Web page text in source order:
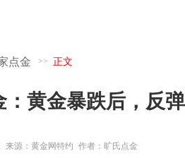
点金 >> 正文
：黄金暴跌后，反
来源：黄金网特约 作者：旷氏点金